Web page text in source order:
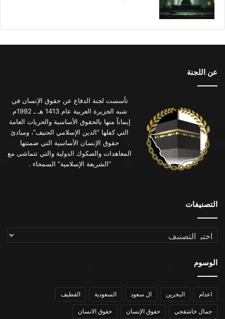
عن اللجنة
تأسست لجنة الدفاع عن حقوق الإنسان في
شبه الجزيرة العربية عام 1413 هـ ـ 1992م
إيماناً منها بالحقوق الأساسية والحريات العامة
التي كفلها “الدين الإسلامي الحنيف”، ومبادئ
حقوق الإنسان الأساسية التي ضمنتها
المعاهدات والصكوك الدولية والتي تتماشى مع
“الشريعة الإسلامية” السمحاء .
التصنيفات
التصنيفات
الوسوم
اعدام البحرين ال سعود السعودية القطيف
جمال خاشقجي حقوق الإنسان حقوق الانسان